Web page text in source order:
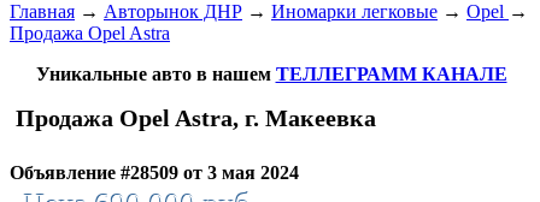
Главная → Авторынок ДНР → Иномарки легковые → Opel →
Продажа Opel Astra
Уникальные авто в нашем ТЕЛЛЕГРАММ КАНАЛЕ
Продажа Opel Astra, г. Макеевка
Объявление #28509 от 3 мая 2024